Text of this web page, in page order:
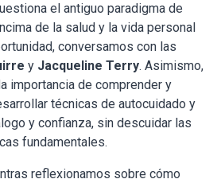
el antiguo paradigma de
de la salud y la vida personal
conversamos con las
y Jacqueline Terry. Asimismo,
importancia de comprender y
técnicas de autocuidado y
y confianza, sin descuidar las
fundamentales.
reflexionamos sobre cómo